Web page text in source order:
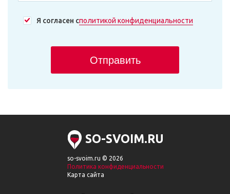
Я согласен сполитикой конфиденциальности
Отправить
SO-SVOIM.RU
so-svoim.ru © 2026
Политика конфиденциальности
Карта сайта